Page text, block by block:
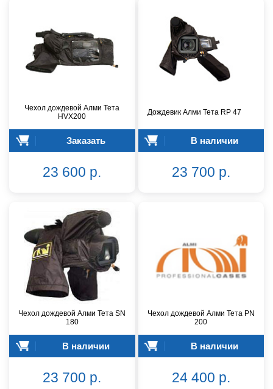
Чехол дождевой Алми Teтa
HVX200
Заказать
23 600 р.
Дождевик Алми Тета RP 47
В наличии
23 700 р.
Чехол дождевой Алми Тета SN
180
В наличии
23 700 р.
Чехол дождевой Алми Тета PN
200
В наличии
24 400 р.